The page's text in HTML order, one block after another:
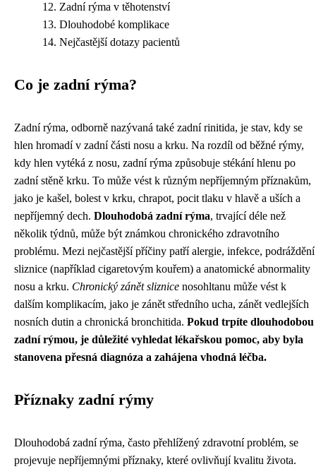
Zadní rýma v těhotenství
Dlouhodobé komplikace
Nejčastější dotazy pacientů
Co je zadní rýma?
Zadní rýma, odborně nazývaná také zadní rinitida, je stav, kdy se
hlen hromadí v zadní části nosu a krku. Na rozdíl od běžné rýmy,
kdy hlen vytéká z nosu, zadní rýma způsobuje stékání hlenu po
zadní stěně krku. To může vést k různým nepříjemným příznakům,
jako je kašel, bolest v krku, chrapot, pocit tlaku v hlavě a uších a
nepříjemný dech. Dlouhodobá zadní rýma, trvající déle než
několik týdnů, může být známkou chronického zdravotního
problému. Mezi nejčastější příčiny patří alergie, infekce, podráždění
sliznice (například cigaretovým kouřem) a anatomické abnormality
nosu a krku. Chronický zánět sliznice nosohltanu může vést k
dalším komplikacím, jako je zánět středního ucha, zánět vedlejších
nosních dutin a chronická bronchitida. Pokud trpíte dlouhodobou
zadní rýmou, je důležité vyhledat lékařskou pomoc, aby byla
stanovena přesná diagnóza a zahájena vhodná léčba.
Příznaky zadní rýmy
Dlouhodobá zadní rýma, často přehlížený zdravotní problém, se
projevuje nepříjemnými příznaky, které ovlivňují kvalitu života.